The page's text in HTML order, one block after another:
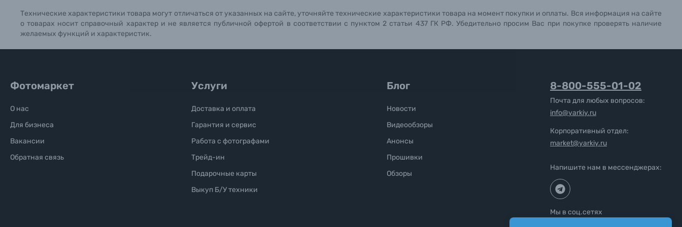
Б/У фототехника (Комиссионные товары)
Уценённые товары
Технические характеристики товара могут отличаться от указанных на сайте, уточняйте технические характеристики товара на момент покупки и оплаты. Вся информация на сайте
о товарах носит справочный характер и не является публичной офертой в соответствии с пунктом 2 статьи 437 ГК РФ. Убедительно просим Вас при покупке проверять наличие
желаемых функций и характеристик.
Фотомаркет
О нас
Для бизнеса
Вакансии
Обратная связь
Услуги
Доставка и оплата
Гарантия и сервис
Работа с фотографами
Трейд-ин
Подарочные карты
Выкуп Б/У техники
Блог
Новости
Видеообзоры
Анонсы
Прошивки
Обзоры
8-800-555-01-02
Почта для любых вопросов:
info@yarkiy.ru
Корпоративный отдел:
market@yarkiy.ru
Напишите нам в мессенджерах:
Мы в соц.сетях